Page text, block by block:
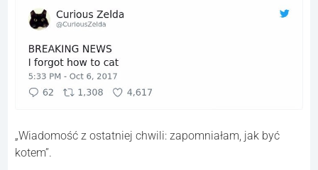
„Wiadomość z ostatniej chwili: zapomniałam, jak być
kotem”.